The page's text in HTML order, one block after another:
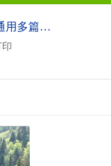
《初二上物理知识点总结及复习提纲【通用多篇】.doc》